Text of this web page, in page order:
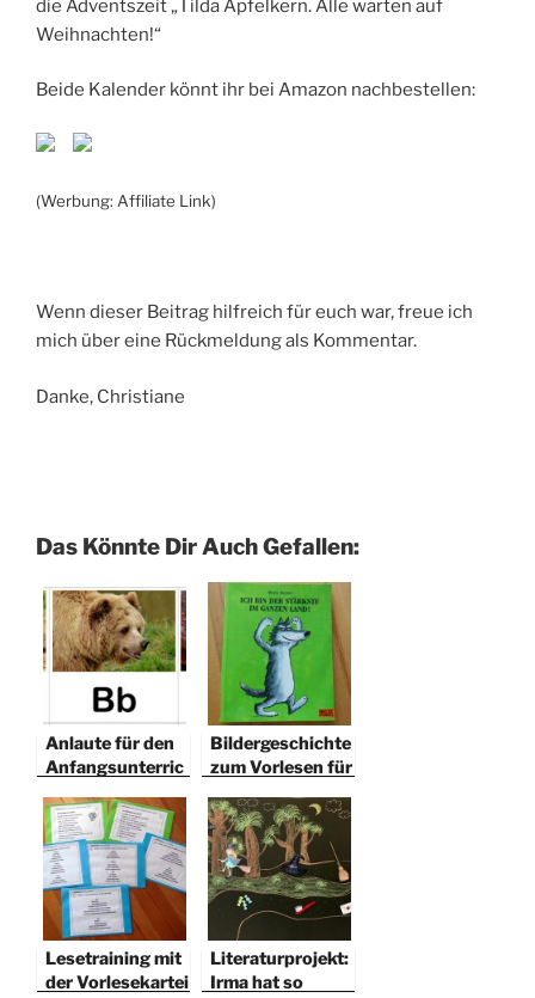
die Adventszeit „Tilda Apfelkern. Alle warten auf
Weihnachten!“
Beide Kalender könnt ihr bei Amazon nachbestellen:
(Werbung: Affiliate Link)
Wenn dieser Beitrag hilfreich für euch war, freue ich
mich über eine Rückmeldung als Kommentar.
Danke, Christiane
Das Könnte Dir Auch Gefallen:
Anlaute für den
Anfangsunterric
Bildergeschichte
zum Vorlesen für
Lesetraining mit
der Vorlesekartei
Literaturprojekt:
Irma hat so